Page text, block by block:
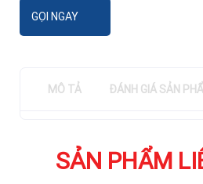
GỌI NGAY
MÔ TẢ ĐÁNH GIÁ SẢN
SẢN PHẨM